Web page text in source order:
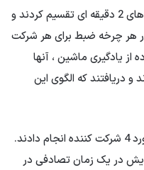
محققان هر نمونه 2 ساعته را به بخش های 2 دقیقه ای تقسیم کردند و
هر چرخه ضبط برای هر شرکت
یادگیری ماشین ، آنها
و دریافتند که الگوی این
محققان سپس آزمایش دیگری را در مورد 4 شرکت کننده انجام دادند.
در یک زمان تصادفی در